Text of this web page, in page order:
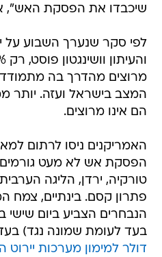
שיכבדו את הפסקת האש",
לפי סקר שנערך השבוע על
מרוצים מהדרך בה
הם אינו מרוצים.
האמריקנים ניסו לרתום
הפסקת אש לא מעט
טורקיה, ירדן, הליגה
פתרון קסם. בינתיים, צמח
בעד לעומת שמונה נגד)
דולר למימון מערכות יירוט